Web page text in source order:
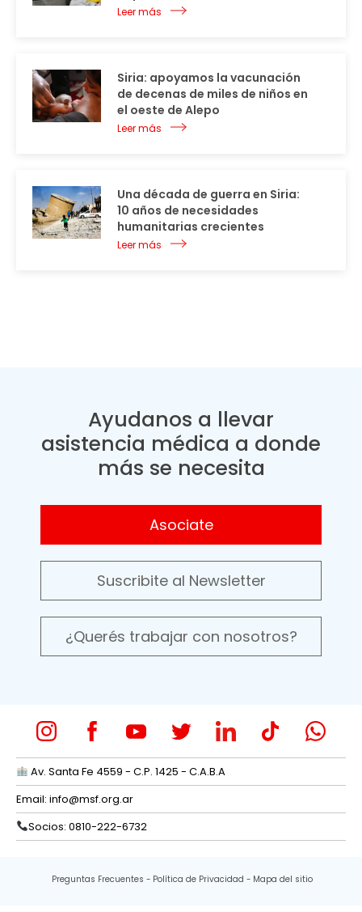
Leer más
Siria: apoyamos la vacunación
de decenas de miles de niños en
el oeste de Alepo
Leer más
Una década de guerra en Siria:
10 años de necesidades
humanitarias crecientes
Leer más
Ayudanos a llevar
asistencia médica a donde
más se necesita
Asociate
Suscribite al Newsletter
¿Querés trabajar con nosotros?
Av. Santa Fe 4559 - C.P. 1425 - C.A.B.A
Email: info@msf.org.ar
Socios: 0810-222-6732
Preguntas Frecuentes Política de Privacidad Mapa del sitio